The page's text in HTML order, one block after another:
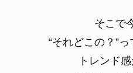
そこで
“それどこの？”
トレンド